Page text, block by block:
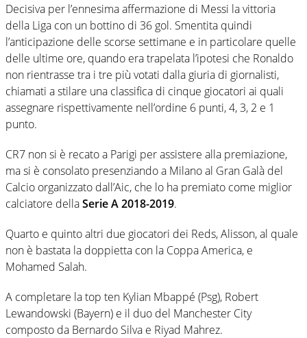
Decisiva per l’ennesima affermazione di Messi la vittoria
della Liga con un bottino di 36 gol. Smentita quindi
l’anticipazione delle scorse settimane e in particolare quelle
delle ultime ore, quando era trapelata l’ipotesi che Ronaldo
non rientrasse tra i tre più votati dalla giuria di giornalisti,
chiamati a stilare una classifica di cinque giocatori ai quali
assegnare rispettivamente nell’ordine 6 punti, 4, 3, 2 e 1
punto.
CR7 non si è recato a Parigi per assistere alla premiazione,
ma si è consolato presenziando a Milano al Gran Galà del
Calcio organizzato dall’Aic, che lo ha premiato come miglior
calciatore dellaSerie A 2018-2019.
Quarto e quinto altri due giocatori dei Reds, Alisson, al quale
non è bastata la doppietta con la Coppa America, e
Mohamed Salah.
A completare la top ten Kylian Mbappé (Psg), Robert
Lewandowski (Bayern) e il duo del Manchester City
composto da Bernardo Silva e Riyad Mahrez.